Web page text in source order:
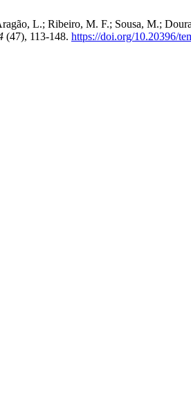
L.; Ribeiro, M. F.; Sousa, M.;
(47), 113-148. https://doi.org/10.20396/